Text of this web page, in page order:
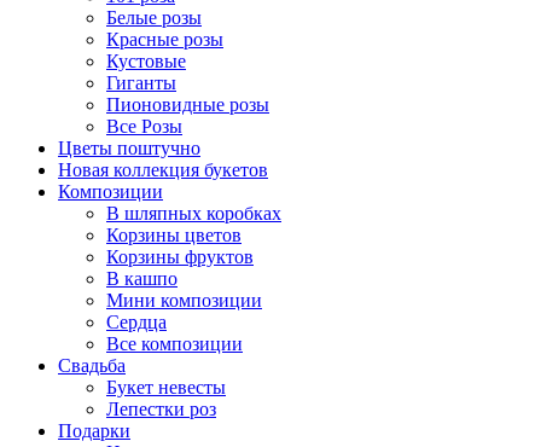
Белые розы
Красные розы
Кустовые
Гиганты
Пионовидные розы
Все Розы
Цветы поштучно
Новая коллекция букетов
Композиции
В шляпных коробках
Корзины цветов
Корзины фруктов
В кашпо
Мини композиции
Сердца
Все композиции
Свадьба
Букет невесты
Лепестки роз
Подарки